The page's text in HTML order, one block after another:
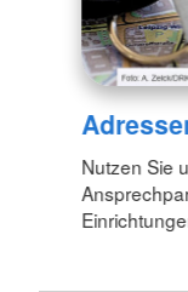
Nutzen Sie